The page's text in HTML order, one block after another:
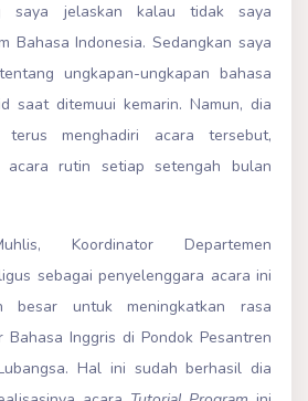
saya jelaskan kalau tidak saya
Bahasa Indonesia. Sedangkan saya
ungkapan-ungkapan bahasa
saat ditemuui kemarin. Namun, dia
menghadiri acara tersebut,
acara rutin setiap setengah bulan
Koordinator Departemen
sebagai penyelenggara acara ini
besar untuk meningkatkan rasa
Inggris di Pondok Pesantren
Hal ini sudah berhasil dia